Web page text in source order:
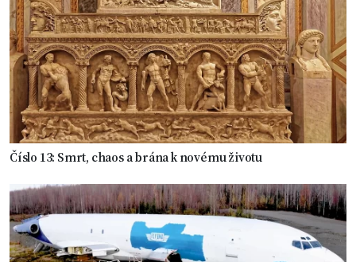
Číslo 13: Smrt, chaos a brána k novému životu